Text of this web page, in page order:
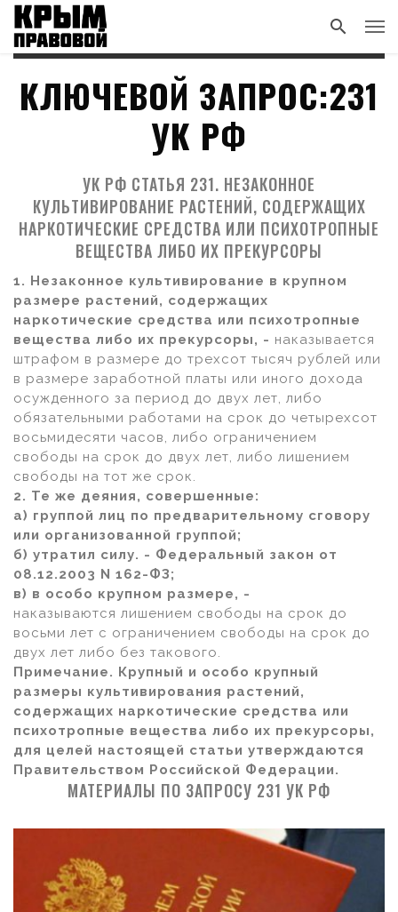
КЛЮЧЕВОЙ ЗАПРОС:231
УК РФ
УК РФ СТАТЬЯ 231. НЕЗАКОННОЕ
КУЛЬТИВИРОВАНИЕ РАСТЕНИЙ, СОДЕРЖАЩИХ
НАРКОТИЧЕСКИЕ СРЕДСТВА ИЛИ ПСИХОТРОПНЫЕ
ВЕЩЕСТВА ЛИБО ИХ ПРЕКУРСОРЫ
1. Незаконное культивирование в крупном
размере растений, содержащих
наркотические средства или психотропные
вещества либо их прекурсоры, - наказывается
штрафом в размере до трехсот тысяч рублей или
в размере заработной платы или иного дохода
осужденного за период до двух лет, либо
обязательными работами на срок до четырехсот
восьмидесяти часов, либо ограничением
свободы на срок до двух лет, либо лишением
свободы на тот же срок.
2. Те же деяния, совершенные:
а) группой лиц по предварительному сговору
или организованной группой;
б) утратил силу. - Федеральный закон от
08.12.2003 N 162-ФЗ;
в) в особо крупном размере, -
наказываются лишением свободы на срок до
восьми лет с ограничением свободы на срок до
двух лет либо без такового.
Примечание. Крупный и особо крупный
размеры культивирования растений,
содержащих наркотические средства или
психотропные вещества либо их прекурсоры,
для целей настоящей статьи утверждаются
Правительством Российской Федерации.
МАТЕРИАЛЫ ПО ЗАПРОСУ 231 УК РФ